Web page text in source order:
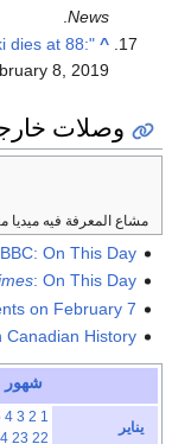
News
.
^
dies at 88:
8, 2019.
وصلات
مشاع المعرفة فيه ميديا
BBC: On This Day
: On This Day
on February 7
Canadian History
شهور
يناير
1
2
3
4
22
23